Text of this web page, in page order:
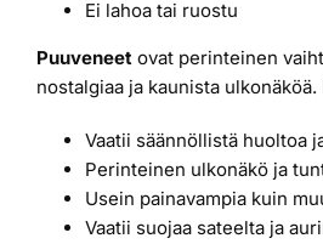
Ei lahoa tai ruostu
Puuveneet ovat perinteinen
nostalgiaa ja kaunista ulkonäköä.
Vaatii säännöllistä huoltoa
Perinteinen ulkonäkö ja
Usein painavampia kuin
Vaatii suojaa sateelta ja